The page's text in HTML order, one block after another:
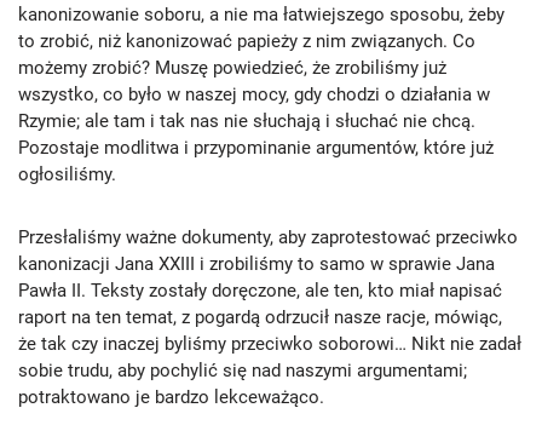
kanonizowanie soboru, a nie ma łatwiejszego sposobu, żeby
to zrobić, niż kanonizować papieży z nim związanych. Co
możemy zrobić? Muszę powiedzieć, że zrobiliśmy już
wszystko, co było w naszej mocy, gdy chodzi o działania w
Rzymie; ale tam i tak nas nie słuchają i słuchać nie chcą.
Pozostaje modlitwa i przypominanie argumentów, które już
ogłosiliśmy.
Przesłaliśmy ważne dokumenty, aby zaprotestować przeciwko
kanonizacji Jana XXIII i zrobiliśmy to samo w sprawie Jana
Pawła II. Teksty zostały doręczone, ale ten, kto miał napisać
raport na ten temat, z pogardą odrzucił nasze racje, mówiąc,
że tak czy inaczej byliśmy przeciwko soborowi… Nikt nie zadał
sobie trudu, aby pochylić się nad naszymi argumentami;
potraktowano je bardzo lekceważąco.